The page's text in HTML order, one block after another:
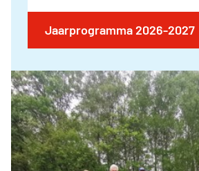
Jaarprogramma 2026-2027